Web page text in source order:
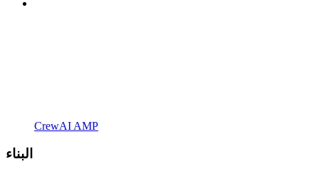
CrewAI AMP
البناء